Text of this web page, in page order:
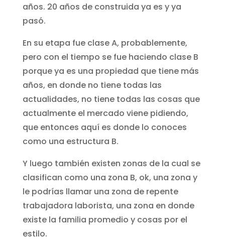
años. 20 años de construida ya es y ya
pasó.
En su etapa fue clase A, probablemente,
pero con el tiempo se fue haciendo clase B
porque ya es una propiedad que tiene más
años, en donde no tiene todas las
actualidades, no tiene todas las cosas que
actualmente el mercado viene pidiendo,
que entonces aquí es donde lo conoces
como una estructura B.
Y luego también existen zonas de la cual se
clasifican como una zona B, ok, una zona y
le podrías llamar una zona de repente
trabajadora laborista, una zona en donde
existe la familia promedio y cosas por el
estilo.